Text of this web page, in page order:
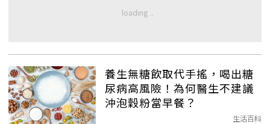
養生無糖飲取代手搖，喝出糖
尿病高風險！為何醫生不建議
沖泡穀粉當早餐？
生活百科